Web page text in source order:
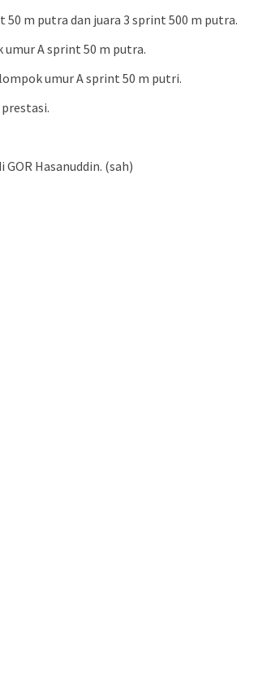
m putra dan juara 3 sprint 500 m putra.
umur A sprint 50 m putra.
umur A sprint 50 m putri.
Hasanuddin. (sah)